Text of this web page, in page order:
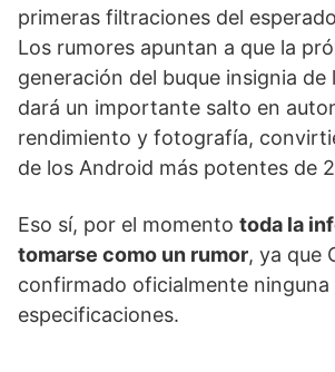
primeras filtraciones del esperado
Los rumores apuntan a que la
generación del buque insignia de
dará un importante salto en
rendimiento y fotografía,
de los Android más potentes de
Eso sí, por el momento toda la
tomarse como un rumor, ya que
confirmado oficialmente ninguna
especificaciones.